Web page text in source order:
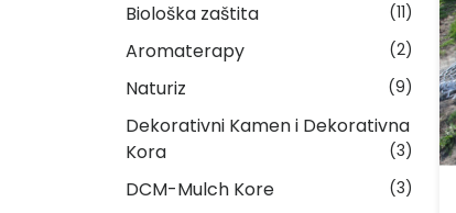
Biološka zaštita (11)
Aromaterapy (2)
Naturiz (9)
Dekorativni Kamen i Dekorativna
Kora
(3)
DCM-Mulch Kore (3)